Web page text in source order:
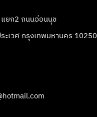
ยก2 ถนนอ่อนนุช
ะเวศ กรุงเทพมหานคร 10250